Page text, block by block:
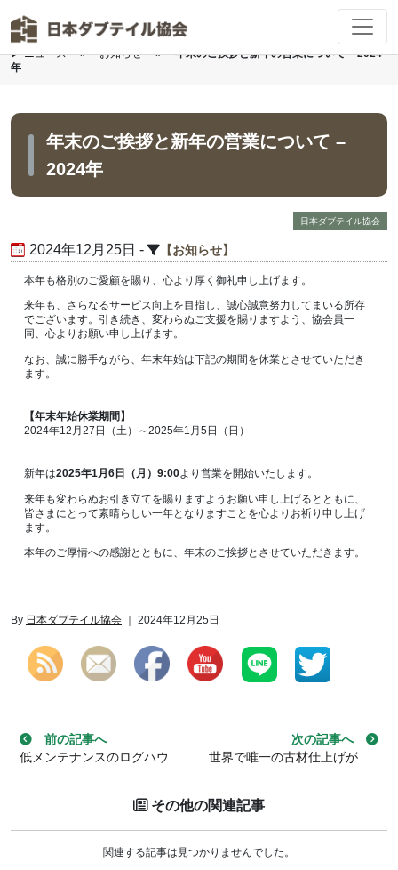
Skip to main content
▶ニュース»お知らせ»年末のご挨拶と新年の営業について – 2024
年
年末のご挨拶と新年の営業について –
2024年
日本ダブテイル協会
2024年12月25日 - お知らせ
本年も格別のご愛顧を賜り、心より厚く御礼申し上げます。
来年も、さらなるサービス向上を目指し、誠心誠意努力してまいる所存
でございます。引き続き、変わらぬご支援を賜りますよう、協会員一
同、心よりお願い申し上げます。
なお、誠に勝手ながら、年末年始は下記の期間を休業とさせていただき
ます。
【年末年始休業期間】
2024年12月27日（土）～2025年1月5日（日）
新年は2025年1月6日（月）9:00より営業を開始いたします。
来年も変わらぬお引き立てを賜りますようお願い申し上げるとともに、
皆さまにとって素晴らしい一年となりますことを心よりお祈り申し上げ
ます。
本年のご厚情への感謝とともに、年末のご挨拶とさせていただきます。
By 日本ダブテイル協会 ｜ 2024年12月25日
投稿ナビゲーション
前の記事へ
低メンテナンスのログハウスは実現可能か？【前編】
次の記事へ
世界で唯一の古材仕上げが可能な「表面加工マシーン」
その他の関連記事
関連する記事は見つかりませんでした。